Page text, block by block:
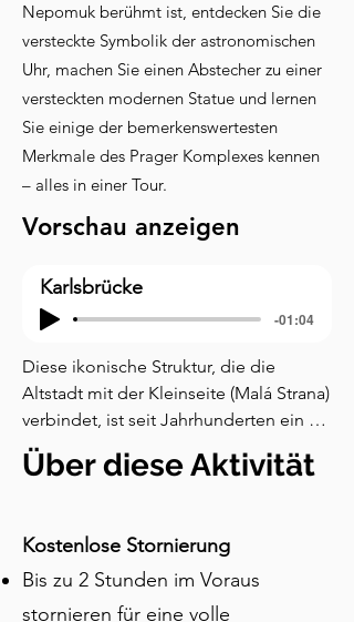
Nepomuk berühmt ist, entdecken Sie die
versteckte Symbolik der astronomischen
Uhr, machen Sie einen Abstecher zu einer
versteckten modernen Statue und lernen
Sie einige der bemerkenswertesten
Merkmale des Prager Komplexes kennen
– alles in einer Tour.
Vorschau anzeigen
Karlsbrücke
-01:04
Diese ikonische Struktur, die die
Altstadt mit der Kleinseite (Malá Strana)
verbindet, ist seit Jahrhunderten ein
zentraler Punkt in Prags städtischer
Landschaft. Sie wurde an der Stelle der
Überschwemmungen zerstört wurde.
Der Bau der Karlsbrücke begann 1357
unter der Leitung von König Karl IV.,
Über diese Aktivität
Kostenlose Stornierung
Bis zu 2 Stunden im Voraus
stornieren für eine volle